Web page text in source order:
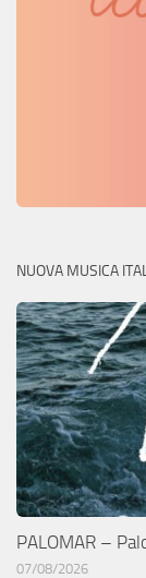
NUOVA MUSICA
PALOMAR –
07/08/2026